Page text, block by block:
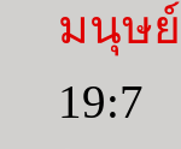
มนุษ
19:7